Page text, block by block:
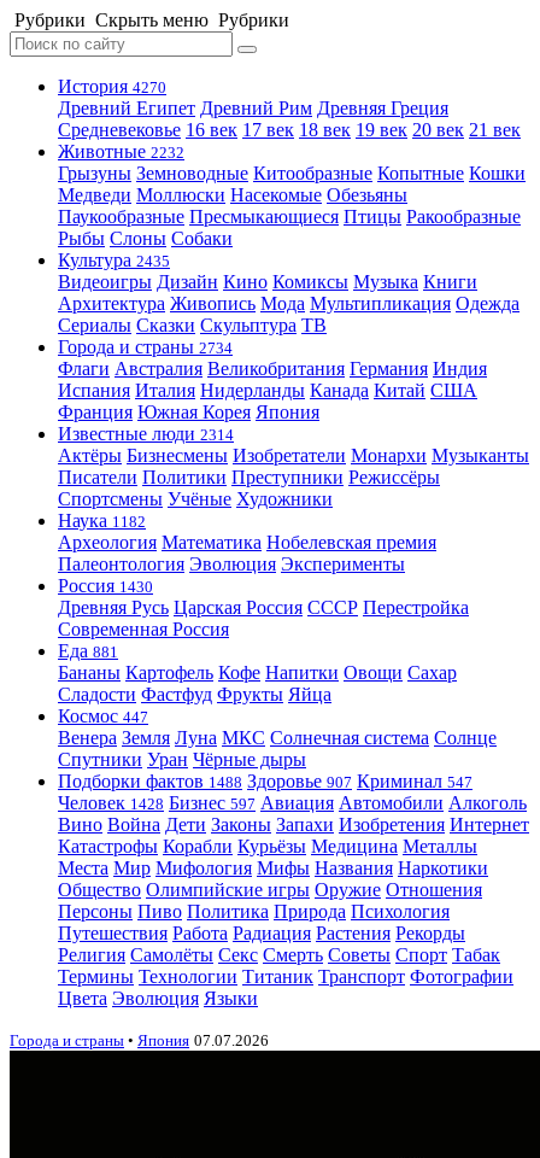
Рубрики Скрыть меню Рубрики
История 4270
Древний Египет Древний Рим Древняя Греция
Средневековье 16 век 17 век 18 век 19 век 20 век 21 век
Животные 2232
Грызуны Земноводные Китообразные Копытные Кошки
Медведи Моллюски Насекомые Обезьяны
Паукообразные Пресмыкающиеся Птицы Ракообразные
Рыбы Слоны Собаки
Культура 2435
Видеоигры Дизайн Кино Комиксы Музыка Книги
Архитектура Живопись Мода Мультипликация Одежда
Сериалы Сказки Скульптура ТВ
Города и страны 2734
Флаги Австралия Великобритания Германия Индия
Испания Италия Нидерланды Канада Китай США
Франция Южная Корея Япония
Известные люди 2314
Актёры Бизнесмены Изобретатели Монархи Музыканты
Писатели Политики Преступники Режиссёры
Спортсмены Учёные Художники
Наука 1182
Археология Математика Нобелевская премия
Палеонтология Эволюция Эксперименты
Россия 1430
Древняя Русь Царская Россия СССР Перестройка
Современная Россия
Еда 881
Бананы Картофель Кофе Напитки Овощи Сахар
Сладости Фастфуд Фрукты Яйца
Космос 447
Венера Земля Луна МКС Солнечная система Солнце
Спутники Уран Чёрные дыры
Подборки фактов 1488 Здоровье 907 Криминал 547
Человек 1428 Бизнес 597 Авиация Автомобили Алкоголь
Вино Война Дети Законы Запахи Изобретения Интернет
Катастрофы Корабли Курьёзы Медицина Металлы
Места Мир Мифология Мифы Названия Наркотики
Общество Олимпийские игры Оружие Отношения
Персоны Пиво Политика Природа Психология
Путешествия Работа Радиация Растения Рекорды
Религия Самолёты Секс Смерть Советы Спорт Табак
Термины Технологии Титаник Транспорт Фотографии
Цвета Эволюция Языки
Города и страны • Япония 07.07.2026